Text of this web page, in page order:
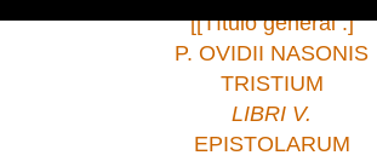
[[Título general :]
P. OVIDII NASONIS
TRISTIUM
LIBRI V.
EPISTOLARUM